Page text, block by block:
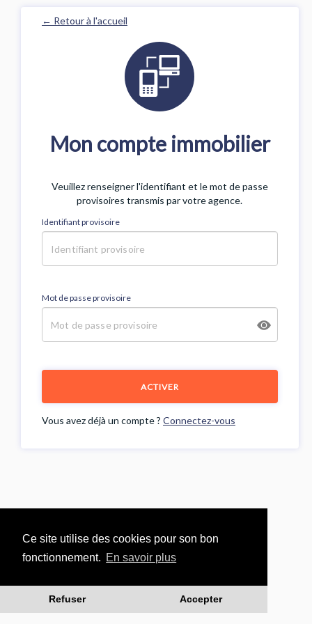
Ce site utilise des cookies pour son bon
fonctionnement. En savoir plus
Refuser Accepter
← Retour à l'accueil
Mon compte immobilier
Veuillez renseigner l'identifiant et le mot de passe
provisoires transmis par votre agence.
Identifiant provisoire
Mot de passe provisoire
ACTIVER
Vous avez déjà un compte ? Connectez-vous